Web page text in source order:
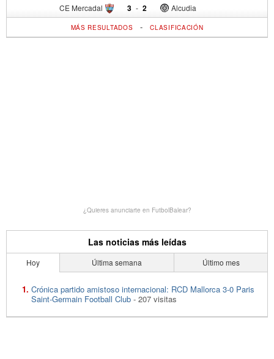
CE Mercadal 3 - Alcudia
2
MÁS RESULTADOS -CLASIFICACIÓN
¿Quieres anunciarte en FutbolBalear?
Las noticias más leídas
Hoy Última semana Último mes
Crónica partido amistoso internacional: RCD Mallorca 3-0 Paris
Saint-Germain Football Club - 207 visitas